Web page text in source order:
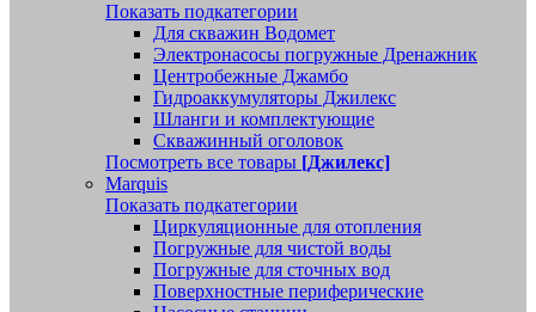
Показать подкатегории
Для скважин Водомет
Электронасосы погружные Дренажник
Центробежные Джамбо
Гидроаккумуляторы Джилекс
Шланги и комплектующие
Скважинный оголовок
Посмотреть все товары [Джилекс]
Marquis
Показать подкатегории
Циркуляционные для отопления
Погружные для чистой воды
Погружные для сточных вод
Поверхностные периферические